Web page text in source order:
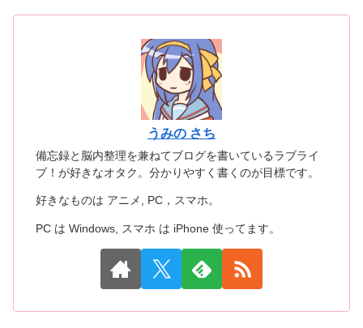
うみの さち
備忘録と脳内整理を兼ねてブログを書いているラブライ
ブ！が好きなオタク。分かりやすく書くのが目標です。
好きなものは アニメ, PC，スマホ。
PC は Windows, スマホ は iPhone 使ってます。